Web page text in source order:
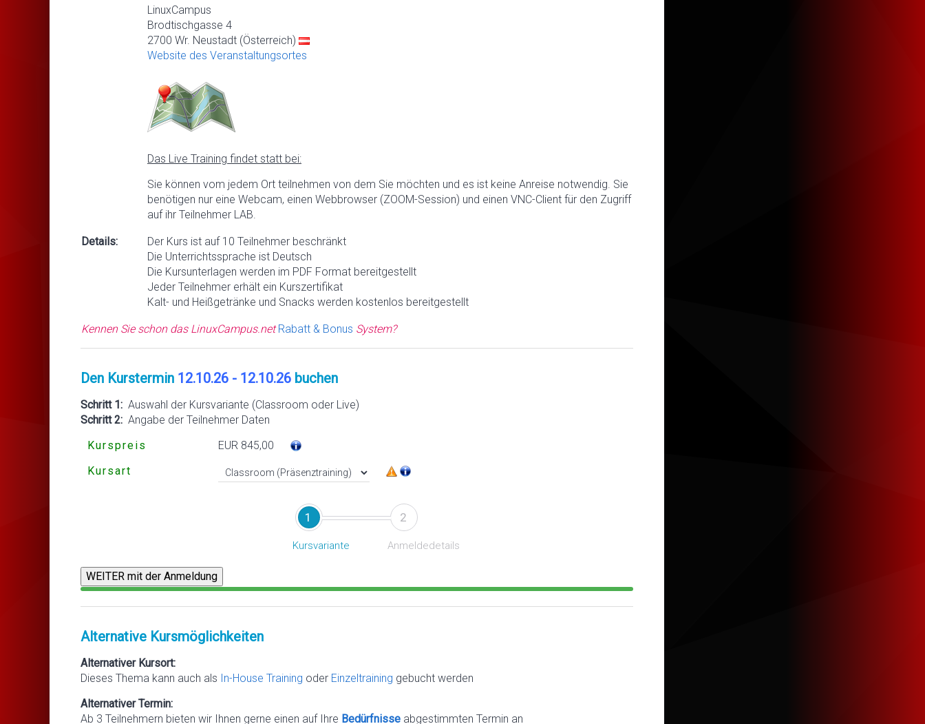
LinuxCampus
Brodtischgasse 4
2700 Wr. Neustadt (Österreich)
Website des Veranstaltungsortes
Das Live Training findet statt bei:
Sie können vom jedem Ort teilnehmen von dem Sie möchten und es ist keine Anreise notwendig. Sie
benötigen nur eine Webcam, einen Webbrowser (ZOOM-Session) und einen VNC-Client für den Zugriff
auf ihr Teilnehmer LAB.
Details:
Der Kurs ist auf 10 Teilnehmer beschränkt
Die Unterrichtssprache ist Deutsch
Die Kursunterlagen werden im PDF Format bereitgestellt
Jeder Teilnehmer erhält ein Kurszertifikat
Kalt- und Heißgetränke und Snacks werden kostenlos bereitgestellt
Kennen Sie schon das LinuxCampus.netRabatt & Bonus System?
Den Kurstermin 12.10.26 - 12.10.26 buchen
Schritt 1: Auswahl der Kursvariante (Classroom oder Live)
Schritt 2: Angabe der Teilnehmer Daten
Kurspreis
EUR 845,00
Kursart
1
Kursvariante
2
Anmeldedetails
Alternative Kursmöglichkeiten
Alternativer Kursort:
Dieses Thema kann auch als In-House Training oder Einzeltraining gebucht werden
Alternativer Termin:
Ab 3 Teilnehmern bieten wir Ihnen gerne einen auf Ihre Bedürfnisse abgestimmten Termin an